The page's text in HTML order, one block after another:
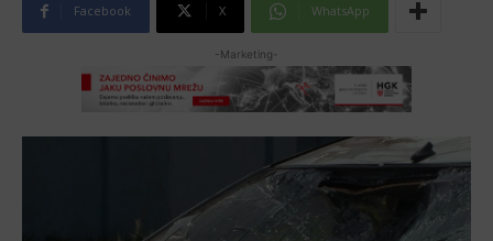
Facebook X WhatsApp
-Marketing-